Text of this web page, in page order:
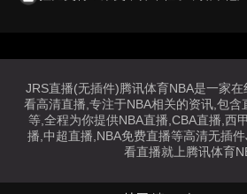
JRS直播(无插件)腾讯体育NBA是一家
看高清直播,专注于NBA相关的资讯,包
等,全程为你提供NBA直播,CBA直播,西
播,中超直播,NBA免费直播等高清无插
看直播就上腾讯体育